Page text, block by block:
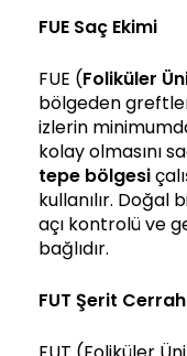
FUE Saç Ekimi
FUE (Foliküler
bölgeden
izlerin
kolay olmasını
tepe bölgesi
kullanılır. Doğal
açı kontrolü ve
bağlıdır.
FUT Şerit